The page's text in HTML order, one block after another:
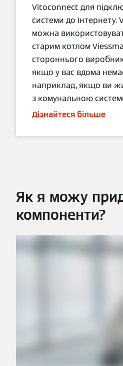
Vitoconnect для
системи до Інтернету.
можна
старим котлом
стороннього
якщо у вас вдома
наприклад, якщо ви
з комунальною
Дізнайтеся більше
Як я можу
компоненти?